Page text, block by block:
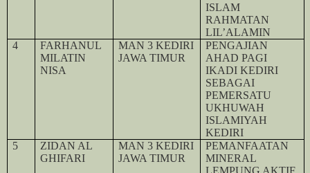
ISLAM
RAHMATAN
LIL’ALAMIN
4
FARHANUL
MILATIN
NISA
MAN 3 KEDIRI
JAWA TIMUR
PENGAJIAN
AHAD PAGI
IKADI KEDIRI
SEBAGAI
PEMERSATU
UKHUWAH
ISLAMIYAH
KEDIRI
5
ZIDAN AL
GHIFARI
MAN 3 KEDIRI
JAWA TIMUR
PEMANFAATAN
MINERAL
LEMPUNG AKTIF